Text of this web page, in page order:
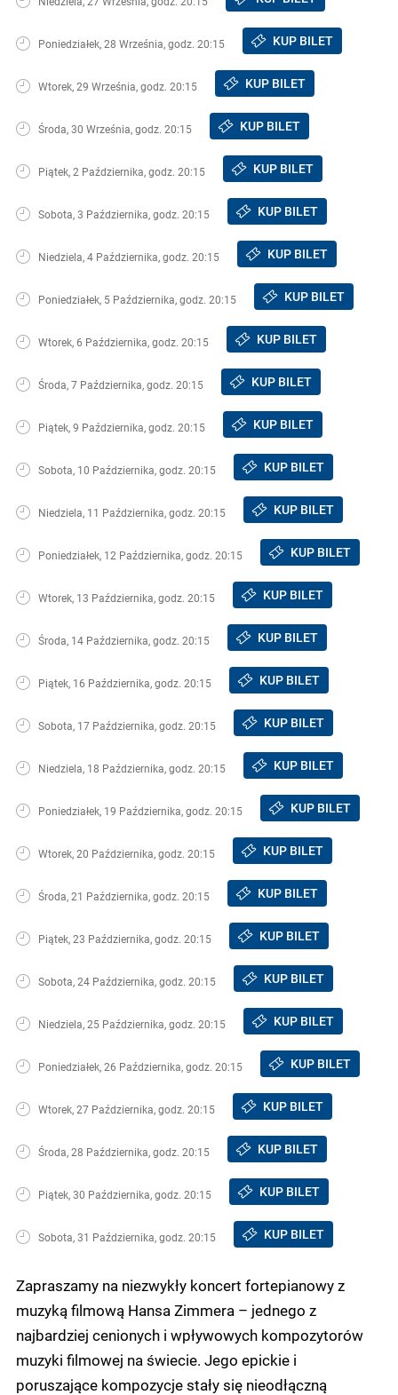
Poniedziałek, 28 Września, godz. 20:15 KUP BILET
Wtorek, 29 Września, godz. 20:15 KUP BILET
Środa, 30 Września, godz. 20:15 KUP BILET
Piątek, 2 Października, godz. 20:15 KUP BILET
Sobota, 3 Października, godz. 20:15 KUP BILET
Niedziela, 4 Października, godz. 20:15 KUP BILET
Poniedziałek, 5 Października, godz. 20:15 KUP BILET
Wtorek, 6 Października, godz. 20:15 KUP BILET
Środa, 7 Października, godz. 20:15 KUP BILET
Piątek, 9 Października, godz. 20:15 KUP BILET
Sobota, 10 Października, godz. 20:15 KUP BILET
Niedziela, 11 Października, godz. 20:15 KUP BILET
Poniedziałek, 12 Października, godz. 20:15 KUP BILET
Wtorek, 13 Października, godz. 20:15 KUP BILET
Środa, 14 Października, godz. 20:15 KUP BILET
Piątek, 16 Października, godz. 20:15 KUP BILET
Sobota, 17 Października, godz. 20:15 KUP BILET
Niedziela, 18 Października, godz. 20:15 KUP BILET
Poniedziałek, 19 Października, godz. 20:15 KUP BILET
Wtorek, 20 Października, godz. 20:15 KUP BILET
Środa, 21 Października, godz. 20:15 KUP BILET
Piątek, 23 Października, godz. 20:15 KUP BILET
Sobota, 24 Października, godz. 20:15 KUP BILET
Niedziela, 25 Października, godz. 20:15 KUP BILET
Poniedziałek, 26 Października, godz. 20:15 KUP BILET
Wtorek, 27 Października, godz. 20:15 KUP BILET
Środa, 28 Października, godz. 20:15 KUP BILET
Piątek, 30 Października, godz. 20:15 KUP BILET
Sobota, 31 Października, godz. 20:15 KUP BILET
Zapraszamy na niezwykły koncert fortepianowy z
muzyką filmową Hansa Zimmera – jednego z
najbardziej cenionych i wpływowych kompozytorów
muzyki filmowej na świecie. Jego epickie i
poruszające kompozycje stały się nieodłączną